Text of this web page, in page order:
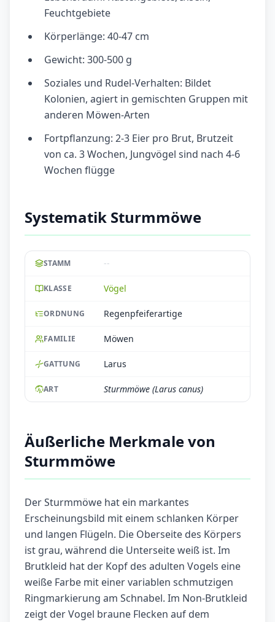
Feuchtgebiete
Körperlänge: 40-47 cm
Gewicht: 300-500 g
Soziales und Rudel-Verhalten: Bildet
Kolonien, agiert in gemischten Gruppen mit
anderen Möwen-Arten
Fortpflanzung: 2-3 Eier pro Brut, Brutzeit
von ca. 3 Wochen, Jungvögel sind nach 4-6
Wochen flügge
Systematik Sturmmöwe
STAMM --
KLASSE Vögel
ORDNUNG Regenpfeiferartige
FAMILIE Möwen
GATTUNG Larus
ART Sturmmöwe (Larus canus)
Äußerliche Merkmale von
Sturmmöwe
Der Sturmmöwe hat ein markantes
Erscheinungsbild mit einem schlanken Körper
und langen Flügeln. Die Oberseite des Körpers
ist grau, während die Unterseite weiß ist. Im
Brutkleid hat der Kopf des adulten Vogels eine
weiße Farbe mit einer variablen schmutzigen
Ringmarkierung am Schnabel. Im Non-Brutkleid
zeigt der Vogel braune Flecken auf dem